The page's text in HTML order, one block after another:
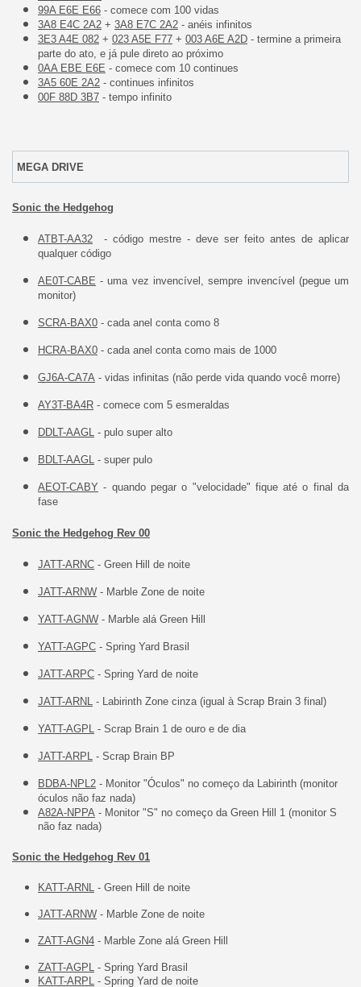
99A E6E E66- comece com 100 vidas
3A8 E4C 2A2+ 3A8 E7C 2A2- anéis infinitos
3E3 A4E 082+ 023 A5E F77+ 003 A6E A2D- termine a primeira
parte do ato, e já pule direto ao próximo
0AA EBE E6E - comece com 10 continues
3A5 60E 2A2- continues infinitos
00F 88D 3B7- tempo infinito
MEGA DRIVE
Sonic the Hedgehog
ATBT-AA32- código mestre - deve ser feito antes de aplicar
qualquer código
AE0T-CABE - uma vez invencível, sempre invencível (pegue um
monitor)
SCRA-BAX0- cada anel conta como 8
HCRA-BAX0- cada anel conta como mais de 1000
GJ6A-CA7A- vidas infinitas (não perde vida quando você morre)
AY3T-BA4R- comece com 5 esmeraldas
DDLT-AAGL- pulo super alto
BDLT-AAGL- super pulo
AEOT-CABY - quando pegar o "velocidade" fique até o final da
fase
Sonic the Hedgehog Rev 00
JATT-ARNC- Green Hill de noite
JATT-ARNW- Marble Zone de noite
YATT-AGNW- Marble alá Green Hill
YATT-AGPC- Spring Yard Brasil
JATT-ARPC- Spring Yard de noite
JATT-ARNL- Labirinth Zone cinza (igual à Scrap Brain 3 final)
YATT-AGPL- Scrap Brain 1 de ouro e de dia
JATT-ARPL- Scrap Brain BP
BDBA-NPL2- Monitor "Óculos" no começo da Labirinth (monitor
óculos não faz nada)
A82A-NPPA- Monitor "S" no começo da Green Hill 1 (monitor S
não faz nada)
Sonic the Hedgehog Rev 01
KATT-ARNL- Green Hill de noite
JATT-ARNW- Marble Zone de noite
ZATT-AGN4- Marble Zone alá Green Hill
ZATT-AGPL- Spring Yard Brasil
KATT-ARPL- Spring Yard de noite